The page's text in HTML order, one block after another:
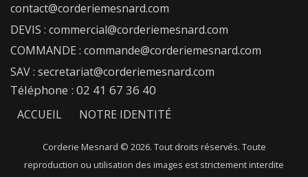
contact@corderiemesnard.com
DEVIS : commercial@corderiemesnard.com
COMMANDE : commande@corderiemesnard.com
SAV : secretariat@corderiemesnard.com
Téléphone : 02 41 67 36 40
ACCUEIL
NOTRE IDENTITÉ
NOTRE SAVOIR-FAIRE
NOS FIBRES
Corderie Mesnard © 2026. Tout droits réservés. Toute
reproduction ou utilisation des images est strictement interdite